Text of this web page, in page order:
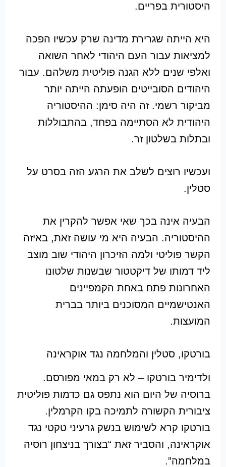
היסטורית בפריים.
היא הייתה שגרירת מדינה שרק עכשיו הפכה
למציאות עבור העם היהודי לאחר השואה
ואלפי שנים ללא הגנה פוליטית משלהם. עבור
היהודים הסובייטים הופעתה הייתה יותר
מביקור רשמי. זה היה סימן: ההיסטוריה
היהודית לא הסתיימה בפחד, בהתבוללות
ובתלות בשלטון זר.
ועכשיו רוצים לשלב את הרגע הזה בסרט על
סטלין.
הבעיה אינה בכך שאי אפשר להקרין את
ההיסטוריה. הבעיה היא מי עושה זאת, באיזה
הקשר פוליטי ולמה הזיכרון היהודי שוב מוצב
ליד דמותו של דיקטטור שבשנות שלטונו
האחרונות פתח באחת הקמפיינים
האנטישמיים המסוכנים ביותר בברית
המועצות.
בורטקו, סטלין והמלחמה נגד אוקראינה
ולדימיר בורטקו – לא רק במאי מפורסם.
ברוסיה של היום הוא נתפס גם כדמות פוליטית
ציבורית הקשורה לתמיכה בקו הקרמלין.
בורטקו קרא לשימוש בנשק גרעיני טקטי נגד
אוקראינה, והסביר זאת “בצורך בניצחון רוסיה
במלחמה”.